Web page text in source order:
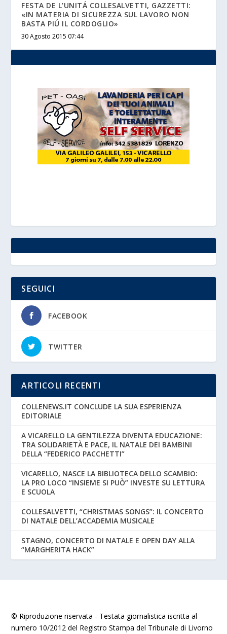
FESTA DE L’UNITÁ COLLESALVETTI, GAZZETTI:
«IN MATERIA DI SICUREZZA SUL LAVORO NON
BASTA PIÚ IL CORDOGLIO»
30 Agosto 2015 07:44
SEGUICI
FACEBOOK
TWITTER
ARTICOLI RECENTI
COLLENEWS.IT CONCLUDE LA SUA ESPERIENZA
EDITORIALE
A VICARELLO LA GENTILEZZA DIVENTA EDUCAZIONE:
TRA SOLIDARIETÀ E PACE, IL NATALE DEI BAMBINI
DELLA “FEDERICO PACCHETTI”
VICARELLO, NASCE LA BIBLIOTECA DELLO SCAMBIO:
LA PRO LOCO “INSIEME SI PUÒ” INVESTE SU LETTURA
E SCUOLA
COLLESALVETTI, “CHRISTMAS SONGS”: IL CONCERTO
DI NATALE DELL’ACCADEMIA MUSICALE
STAGNO, CONCERTO DI NATALE E OPEN DAY ALLA
“MARGHERITA HACK”
© Riproduzione riservata - Testata giornalistica iscritta al
numero 10/2012 del Registro Stampa del Tribunale di Livorno